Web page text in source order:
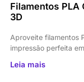
Filamentos PLA
3D
Aproveite filamentos
impressão perfeita
Leia mais